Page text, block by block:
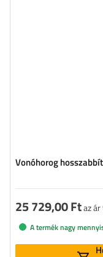
Vonóhorog
25 729,00 Ftaz
A termék nagy